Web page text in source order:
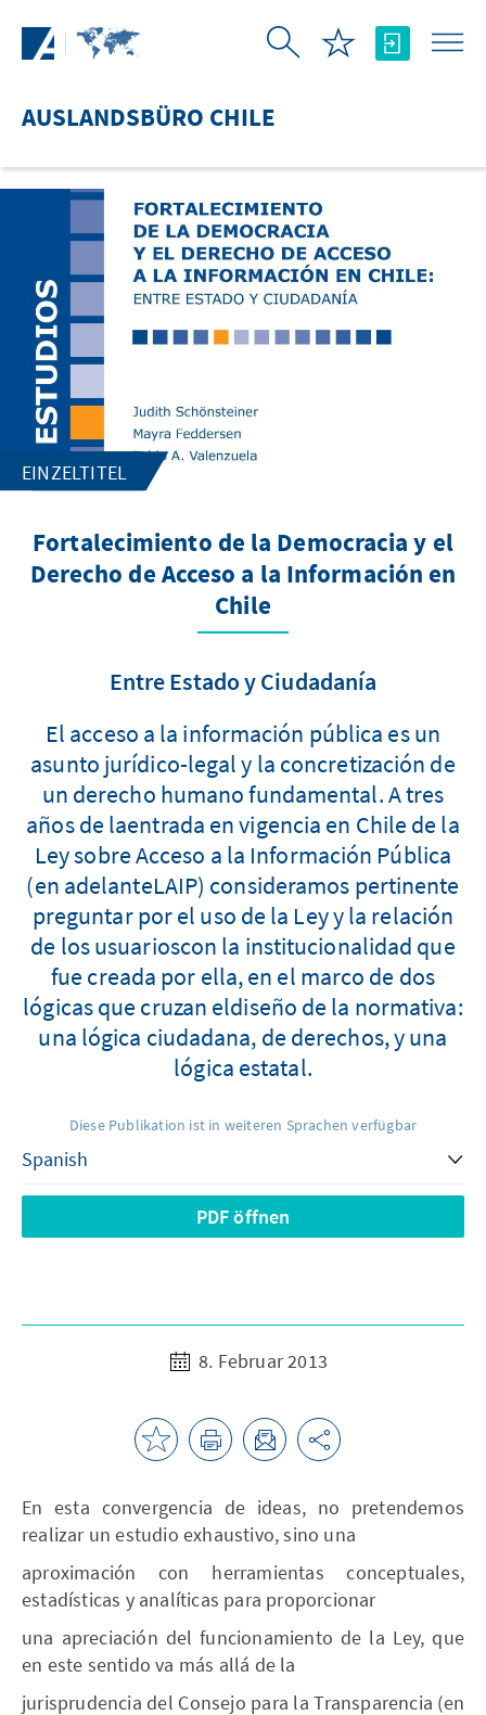
AUSLANDSBÜRO CHILE
EINZELTITEL
Fortalecimiento de la Democracia y el
Derecho de Acceso a la Información en
Chile
Entre Estado y Ciudadanía
El acceso a la información pública es un
asunto jurídico-legal y la concretización de
un derecho humano fundamental. A tres
años de laentrada en vigencia en Chile de la
Ley sobre Acceso a la Información Pública
(en adelanteLAIP) consideramos pertinente
preguntar por el uso de la Ley y la relación
de los usuarioscon la institucionalidad que
fue creada por ella, en el marco de dos
lógicas que cruzan eldiseño de la normativa:
una lógica ciudadana, de derechos, y una
lógica estatal.
Diese Publikation ist in weiteren Sprachen verfügbar
PDF öffnen
8. Februar 2013
En esta convergencia de ideas, no pretendemos
realizar un estudio exhaustivo, sino una
aproximación con herramientas conceptuales,
estadísticas y analíticas para proporcionar
una apreciación del funcionamiento de la Ley, que
en este sentido va más allá de la
jurisprudencia del Consejo para la Transparencia (en